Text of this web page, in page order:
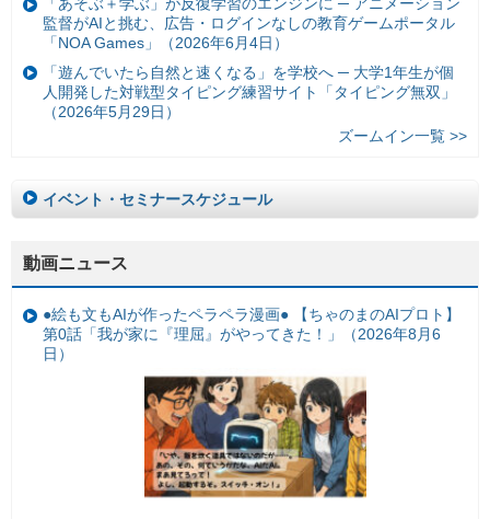
「あそぶ＋学ぶ」が反復学習のエンジンに ─ アニメーション
監督がAIと挑む、広告・ログインなしの教育ゲームポータル
「NOA Games」（2026年6月4日）
「遊んでいたら自然と速くなる」を学校へ ─ 大学1年生が個
人開発した対戦型タイピング練習サイト「タイピング無双」
（2026年5月29日）
ズームイン一覧 >>
イベント・セミナースケジュール
動画ニュース
●絵も文もAIが作ったペラペラ漫画● 【ちゃのまのAIプロト】
第0話「我が家に『理屈』がやってきた！」（2026年8月6
日）